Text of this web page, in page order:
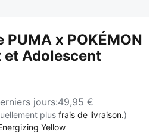
PUMA x POKÉMON
et Adolescent
jours:49,95 €
plus frais de livraison.)
Yellow